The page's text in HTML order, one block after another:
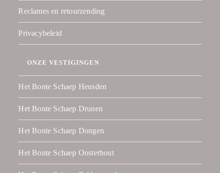
Reclames en retourzending
Privacybeleid
ONZE VESTIGINGEN
Het Bonte Schaep Heusden
Het Bonte Schaep Drunen
Het Bonte Schaep Dongen
Het Bonte Schaep Oosterhout